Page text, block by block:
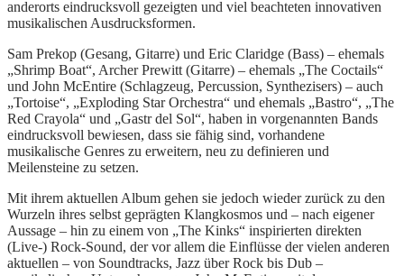
anderorts eindrucksvoll gezeigten und viel beachteten innovativen
musikalischen Ausdrucksformen.
Sam Prekop (Gesang, Gitarre) und Eric Claridge (Bass) – ehemals
„Shrimp Boat“, Archer Prewitt (Gitarre) – ehemals „The Coctails“
und John McEntire (Schlagzeug, Percussion, Synthezisers) – auch
„Tortoise“, „Exploding Star Orchestra“ und ehemals „Bastro“, „The
Red Crayola“ und „Gastr del Sol“, haben in vorgenannten Bands
eindrucksvoll bewiesen, dass sie fähig sind, vorhandene
musikalische Genres zu erweitern, neu zu definieren und
Meilensteine zu setzen.
Mit ihrem aktuellen Album gehen sie jedoch wieder zurück zu den
Wurzeln ihres selbst geprägten Klangkosmos und – nach eigener
Aussage – hin zu einem von „The Kinks“ inspirierten direkten
(Live-) Rock-Sound, der vor allem die Einflüsse der vielen anderen
aktuellen – von Soundtracks, Jazz über Rock bis Dub –